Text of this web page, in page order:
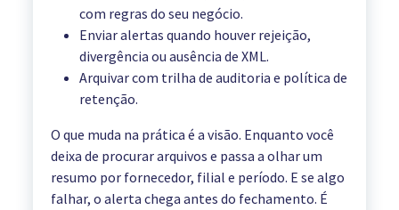
com regras do seu negócio.
Enviar alertas quando houver rejeição,
divergência ou ausência de XML.
Arquivar com trilha de auditoria e política de
retenção.
O que muda na prática é a visão. Enquanto você
deixa de procurar arquivos e passa a olhar um
resumo por fornecedor, filial e período. E se algo
falhar, o alerta chega antes do fechamento. É